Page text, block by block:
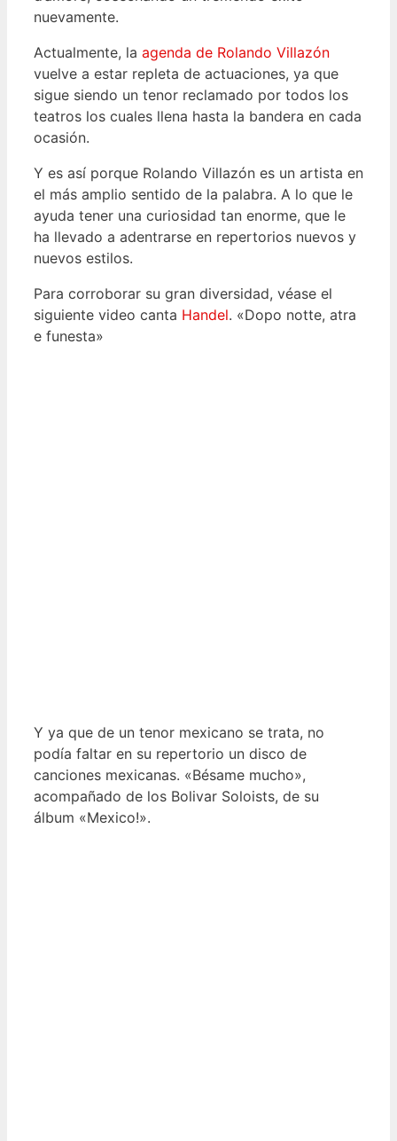
nuevamente.
Actualmente, la agenda de Rolando Villazón
vuelve a estar repleta de actuaciones, ya que
sigue siendo un tenor reclamado por todos los
teatros los cuales llena hasta la bandera en cada
ocasión.
Y es así porque Rolando Villazón es un artista en
el más amplio sentido de la palabra. A lo que le
ayuda tener una curiosidad tan enorme, que le
ha llevado a adentrarse en repertorios nuevos y
nuevos estilos.
Para corroborar su gran diversidad, véase el
siguiente video canta Handel. «Dopo notte, atra
e funesta»
Y ya que de un tenor mexicano se trata, no
podía faltar en su repertorio un disco de
canciones mexicanas. «Bésame mucho»,
acompañado de los Bolivar Soloists, de su
álbum «Mexico!».